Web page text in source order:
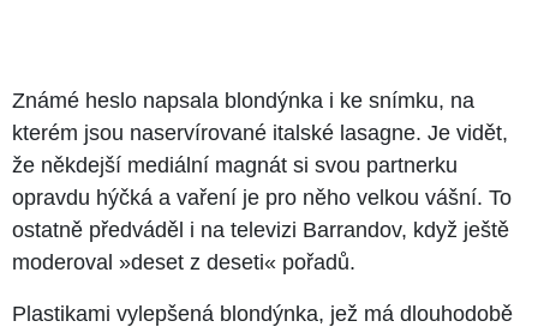
Známé heslo napsala blondýnka i ke snímku, na
kterém jsou naservírované italské lasagne. Je vidět,
že někdejší mediální magnát si svou partnerku
opravdu hýčká a vaření je pro něho velkou vášní. To
ostatně předváděl i na televizi Barrandov, když ještě
moderoval »deset z deseti« pořadů.
Plastikami vylepšená blondýnka, jež má dlouhodobě